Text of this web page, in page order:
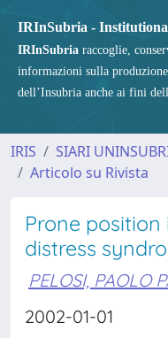
IRInSubria -
IRInSubria raccoglie,
informazioni sulla
dell’Insubria anche ai fini
IRIS SIARI
Articolo su Rivista
Prone
distress
PELOSI, PAOLO
2002-01-01